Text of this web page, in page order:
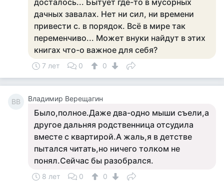
досталось... Бытует где-то в мусорных
дачных завалах. Нет ни сил, ни времени
привести с. в порядок. Всё в мире так
переменчиво... Может внуки найдут в этих
книгах что-о важное для себя?
7 лет 0 0
ВВ Владимир Верещагин
Было,полное.Даже два-одно мыши съели,а
другое дальняя родственница отсудила
вместе с квартирой.А жаль,я в детстве
пытался читать,но ничего толком не
понял.Сейчас бы разобрался.
8 лет 0 0